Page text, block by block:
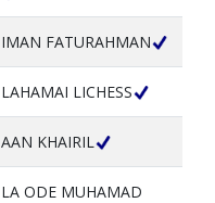
IMAN FATURAHMAN
LAHAMAI LICHESS
AAN KHAIRIL
LA ODE MUHAMAD